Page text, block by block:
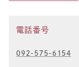
電話番号
092-575-6154